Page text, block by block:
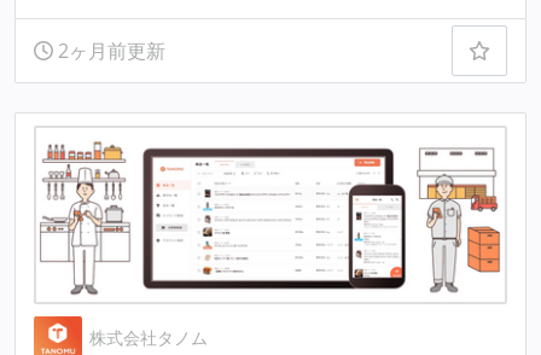
2ヶ月前更新
株式会社タノム